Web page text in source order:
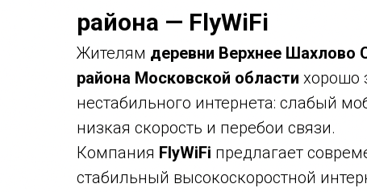
района — FlyWiFi
Жителям деревни Верхнее Шахлово
района Московской области хорошо
нестабильного интернета: слабый
низкая скорость и перебои связи.
Компания FlyWiFi предлагает
стабильный высокоскоростной